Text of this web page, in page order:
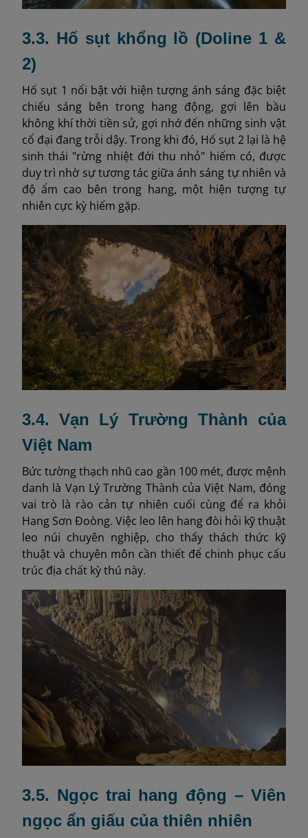
3.3. Hố sụt khổng lồ (Doline 1 &
2)
Hố sụt 1 nổi bật với hiện tượng ánh sáng đặc biệt
chiếu sáng bên trong hang động, gợi lên bầu
không khí thời tiền sử, gợi nhớ đến những sinh vật
cổ đại đang trỗi dậy. Trong khi đó, Hố sụt 2 lại là hệ
sinh thái "rừng nhiệt đới thu nhỏ" hiếm có, được
duy trì nhờ sự tương tác giữa ánh sáng tự nhiên và
độ ẩm cao bên trong hang, một hiện tượng tự
nhiên cực kỳ hiếm gặp.
3.4. Vạn Lý Trường Thành của
Việt Nam
Bức tường thạch nhũ cao gần 100 mét, được mệnh
danh là Vạn Lý Trường Thành của Việt Nam, đóng
vai trò là rào cản tự nhiên cuối cùng để ra khỏi
Hang Sơn Đoòng. Việc leo lên hang đòi hỏi kỹ thuật
leo núi chuyên nghiệp, cho thấy thách thức kỹ
thuật và chuyên môn cần thiết để chinh phục cấu
trúc địa chất kỳ thú này.
3.5. Ngọc trai hang động – Viên
ngọc ẩn giấu của thiên nhiên